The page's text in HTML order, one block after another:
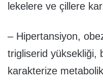
lekelere ve çillere
– Hipertansiyon,
trigliserid yüksekliği,
karakterize